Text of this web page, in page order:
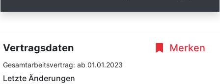
Merken
Vertragsdaten
Gesamtarbeitsvertrag: ab 01.01.2023
Letzte Änderungen